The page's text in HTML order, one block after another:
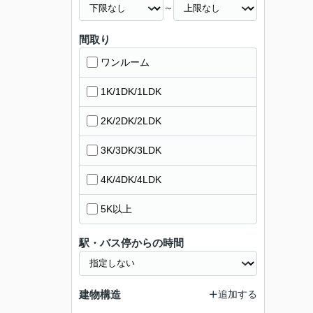
～
間取り
ワンルーム
1K/1DK/1LDK
2K/2DK/2LDK
3K/3DK/3LDK
4K/4DK/4LDK
5K以上
駅・バス停からの時間
建物構造 追加する